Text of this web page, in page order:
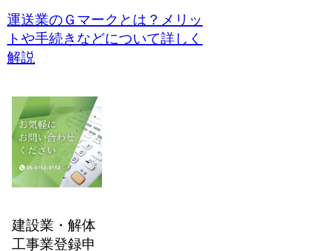
運送業のＧマークとは？メリッ
トや手続きなどについて詳しく
解説
建設業・解体
工事業登録申